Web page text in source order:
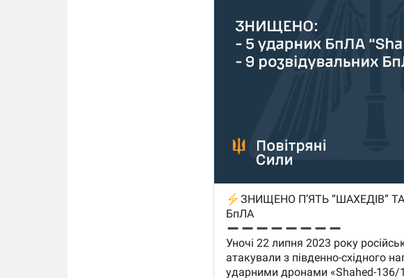
продолжается сбор
средств на нужды
сразу четырех бригад
ВСУ